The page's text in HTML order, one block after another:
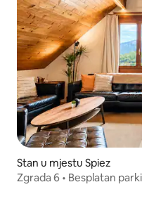
Stan u mjestu Spiez
Zgrada 6 • Besplatan